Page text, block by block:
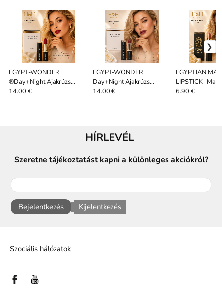
EGYPT-WONDER
®Day+Night Ajakrúzs
cseresznye
14.00 €
EGYPT-WONDER
Day+Night Ajakrúzs
Mulberry
14.00 €
EGYPTIAN
LIPSTICK-
Mágikus rúzs
6.90 €
HÍRLEVÉL
Szeretne tájékoztatást kapni a különleges akciókról?
Bejelentkezés Kijelentkezés
Szociális hálózatok